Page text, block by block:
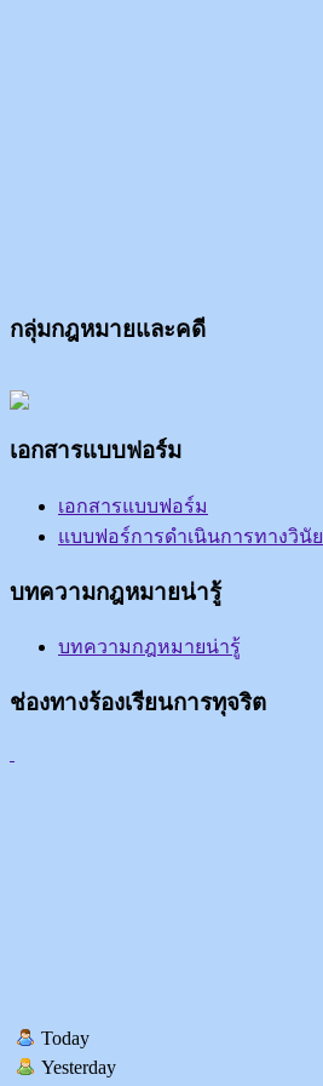
กลุ่มกฎหมายและคดี
เอกสารแบบฟอร์ม
เอกสารแบบฟอร์ม
แบบฟอร์การดำเนินการทางวินัย
บทความกฎหมายน่ารู้
บทความกฎหมายน่ารู้
ช่องทางร้องเรียนการทุจริต
Today
Yesterday